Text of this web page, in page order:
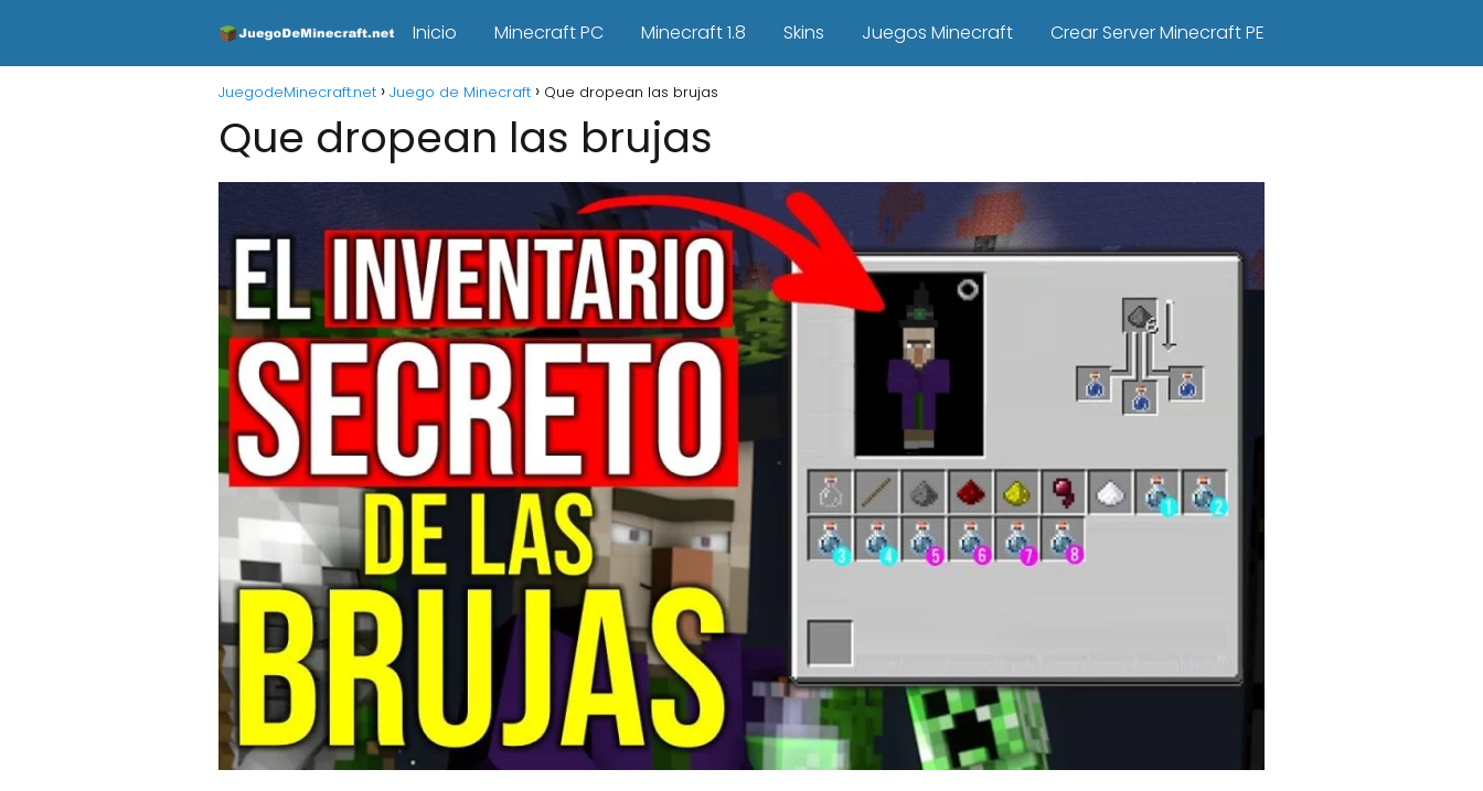
Inicio Minecraft PC Minecraft 1.8 Skins Juegos Minecraft Crear Server Minecraft PE
JuegodeMinecraft.net Juego de Minecraft Que dropean las brujas
Que dropean las brujas